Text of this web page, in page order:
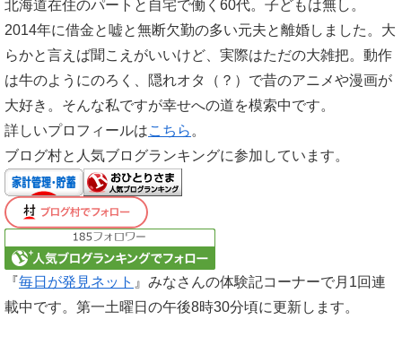
北海道在住のパートと自宅で働く60代。子どもは無し。
2014年に借金と嘘と無断欠勤の多い元夫と離婚しました。大
らかと言えば聞こえがいいけど、実際はただの大雑把。動作
は牛のようにのろく、隠れオタ（？）で昔のアニメや漫画が
大好き。そんな私ですが幸せへの道を模索中です。
詳しいプロフィールはこちら 。
ブログ村と人気ブログランキングに参加しています。
『毎日が発見ネット 』みなさんの体験記コーナーで月1回連
載中です。第一土曜日の午後8時30分頃に更新します。